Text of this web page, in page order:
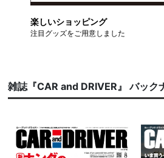
楽しいショッピング
注目グッズをご用意しました
雑誌『CAR and DRIVER』 バック